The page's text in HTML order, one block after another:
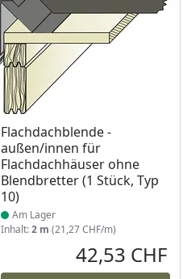
Flachdachblende -
außen/innen für
Flachdachhäuser ohne
Blendbretter (1 Stück, Typ
10)
Produkt am Lager
Am Lager
Inhalt:2 m (21,27 CHF/m)
42,53 CHF